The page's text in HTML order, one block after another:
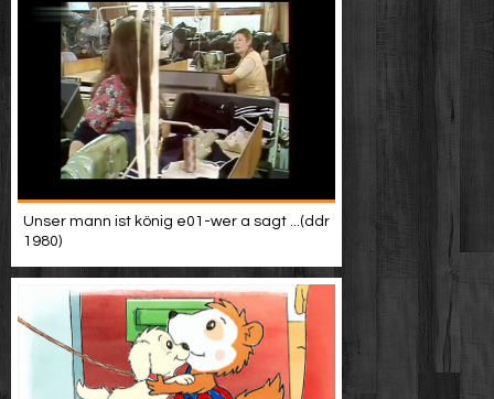
Unser mann ist könig e01-wer a sagt ...(ddr
1980)